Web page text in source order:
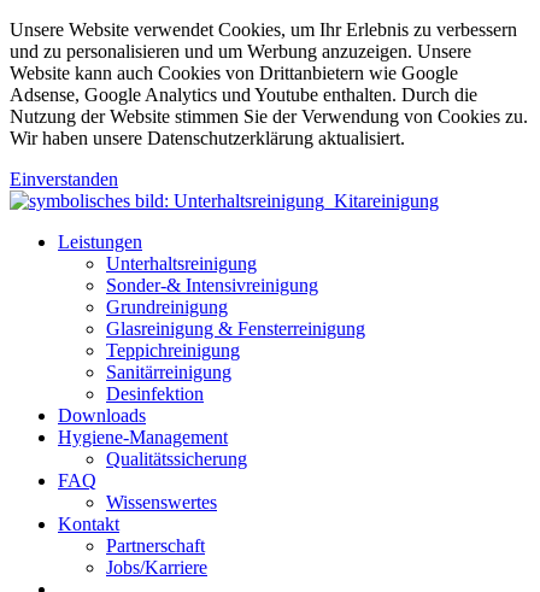
Unsere Website verwendet Cookies, um Ihr Erlebnis zu verbessern
und zu personalisieren und um Werbung anzuzeigen. Unsere
Website kann auch Cookies von Drittanbietern wie Google
Adsense, Google Analytics und Youtube enthalten. Durch die
Nutzung der Website stimmen Sie der Verwendung von Cookies zu.
Wir haben unsere Datenschutzerklärung aktualisiert.
Einverstanden
Leistungen
Unterhaltsreinigung
Sonder-& Intensivreinigung
Grundreinigung
Glasreinigung & Fensterreinigung
Teppichreinigung
Sanitärreinigung
Desinfektion
Downloads
Hygiene-Management
Qualitätssicherung
FAQ
Wissenswertes
Kontakt
Partnerschaft
Jobs/Karriere